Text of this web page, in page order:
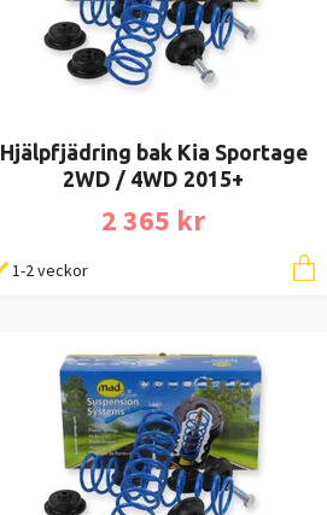
Hjälpfjädring bak Kia Sportage
2WD / 4WD 2015+
2 365 kr
1-2 veckor